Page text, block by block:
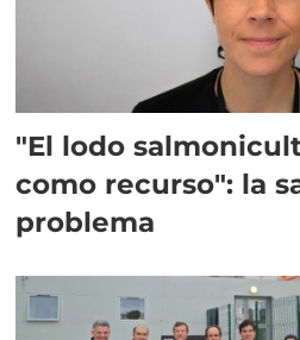
"El lodo
como recurso": la
problema